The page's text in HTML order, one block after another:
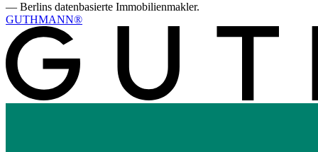
— Berlins datenbasierte Immobilienmakler.
GUTHMANN®